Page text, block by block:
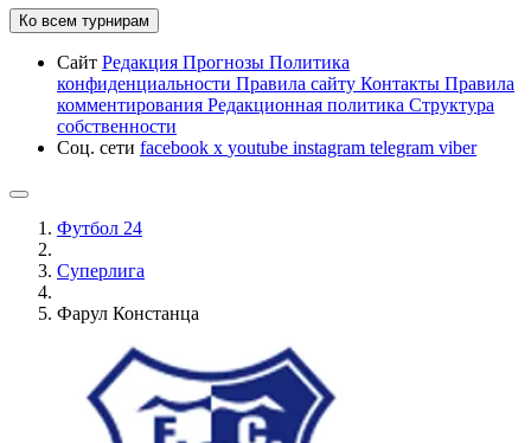
Ко всем турнирам
Сайт Редакция Прогнозы Политика
конфиденциальности Правила сайту Контакты Правила
комментирования Редакционная политика Структура
собственности
Соц. сети facebook x youtube instagram telegram viber
Футбол 24
Суперлига
Фарул Констанца